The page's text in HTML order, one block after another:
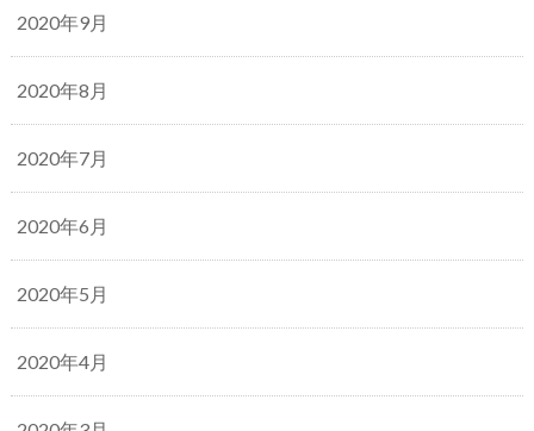
2020年9月
2020年8月
2020年7月
2020年6月
2020年5月
2020年4月